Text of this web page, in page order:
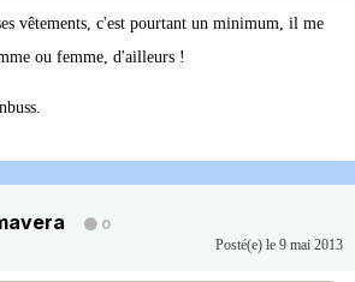
vêtements, c'est pourtant un minimum, il me
ou femme, d'ailleurs !
0
Posté(e) le 9 mai 2013